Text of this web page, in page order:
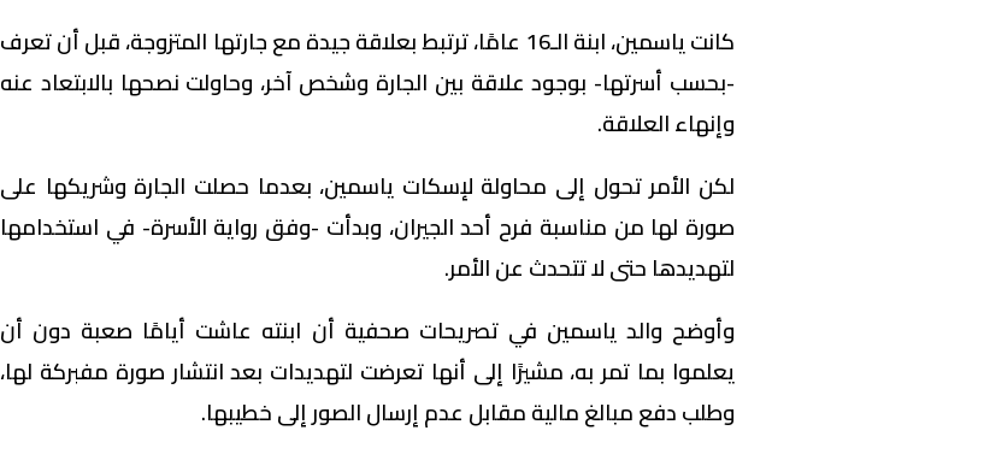
كانت ياسمين، ابنة الـ16 عامًا، ترتبط بعلاقة جيدة مع جارتها المتزوجة، قبل أن تعرف
-بحسب أسرتها- بوجود علاقة بين الجارة وشخص آخر، وحاولت نصحها بالابتعاد عنه
وإنهاء العلاقة.
لكن الأمر تحول إلى محاولة لإسكات ياسمين، بعدما حصلت الجارة وشريكها على
صورة لها من مناسبة فرح أحد الجيران، وبدأت -وفق رواية الأسرة- في استخدامها
لتهديدها حتى لا تتحدث عن الأمر.
وأوضح والد ياسمين في تصريحات صحفية أن ابنته عاشت أيامًا صعبة دون أن
يعلموا بما تمر به، مشيرًا إلى أنها تعرضت لتهديدات بعد انتشار صورة مفبركة لها،
وطلب دفع مبالغ مالية مقابل عدم إرسال الصور إلى خطيبها.